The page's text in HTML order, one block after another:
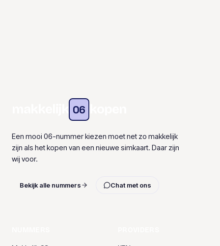
06
Een mooi 06-nummer kiezen moet net zo makkelijk
zijn als het kopen van een nieuwe simkaart. Daar zijn
wij voor.
Bekijk alle nummers Chat met ons